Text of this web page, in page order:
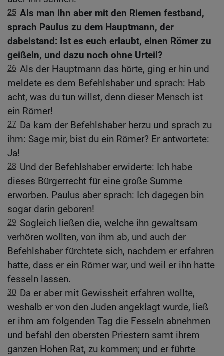
25 Als man ihn aber mit den Riemen festband,
sprach Paulus zu dem Hauptmann, der
dabeistand: Ist es euch erlaubt, einen Römer zu
geißeln, und dazu noch ohne Urteil?
26 Als der Hauptmann das hörte, ging er hin und
meldete es dem Befehlshaber und sprach: Hab
acht, was du tun willst, denn dieser Mensch ist
ein Römer!
27 Da kam der Befehlshaber herzu und sprach zu
ihm: Sage mir, bist du ein Römer? Er antwortete:
Ja!
28 Und der Befehlshaber erwiderte: Ich habe
dieses Bürgerrecht für eine große Summe
erworben. Paulus aber sprach: Ich dagegen bin
sogar darin geboren!
29 Sogleich ließen die, welche ihn gewaltsam
verhören wollten, von ihm ab, und auch der
Befehlshaber fürchtete sich, nachdem er erfahren
hatte, dass er ein Römer war, und weil er ihn hatte
fesseln lassen.
30 Da er aber mit Gewissheit erfahren wollte,
weshalb er von den Juden angeklagt wurde, ließ
er ihm am folgenden Tag die Fesseln abnehmen
und befahl den obersten Priestern samt ihrem
ganzen Hohen Rat, zu kommen; und er führte